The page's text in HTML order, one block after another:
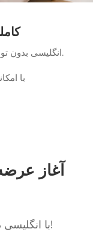
انگلیسی بدون توقف 2 پلاس را هم اکنون با تخفیف ویژه تهیه کنید.
با
آغاز
با انگلیسی در سفر/ماموریت، آماده مسافرت شو!